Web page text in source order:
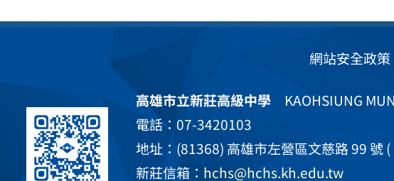
網站安全政策
高雄市立新莊高級中學KAOHSIUNG
電話：07-3420103
地址：(81368) 高雄市左營區文慈路 99 號
新莊信箱： hchs@hchs.kh.edu.tw